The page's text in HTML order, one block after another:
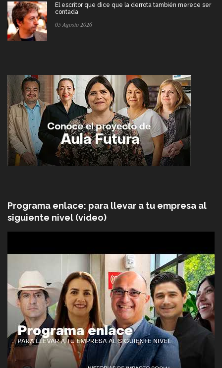
El escritor que dice que la derrota también merece ser
contada
05 Agosto 2026
Programa enlace: para llevar a tu empresa al
siguiente nivel (video)